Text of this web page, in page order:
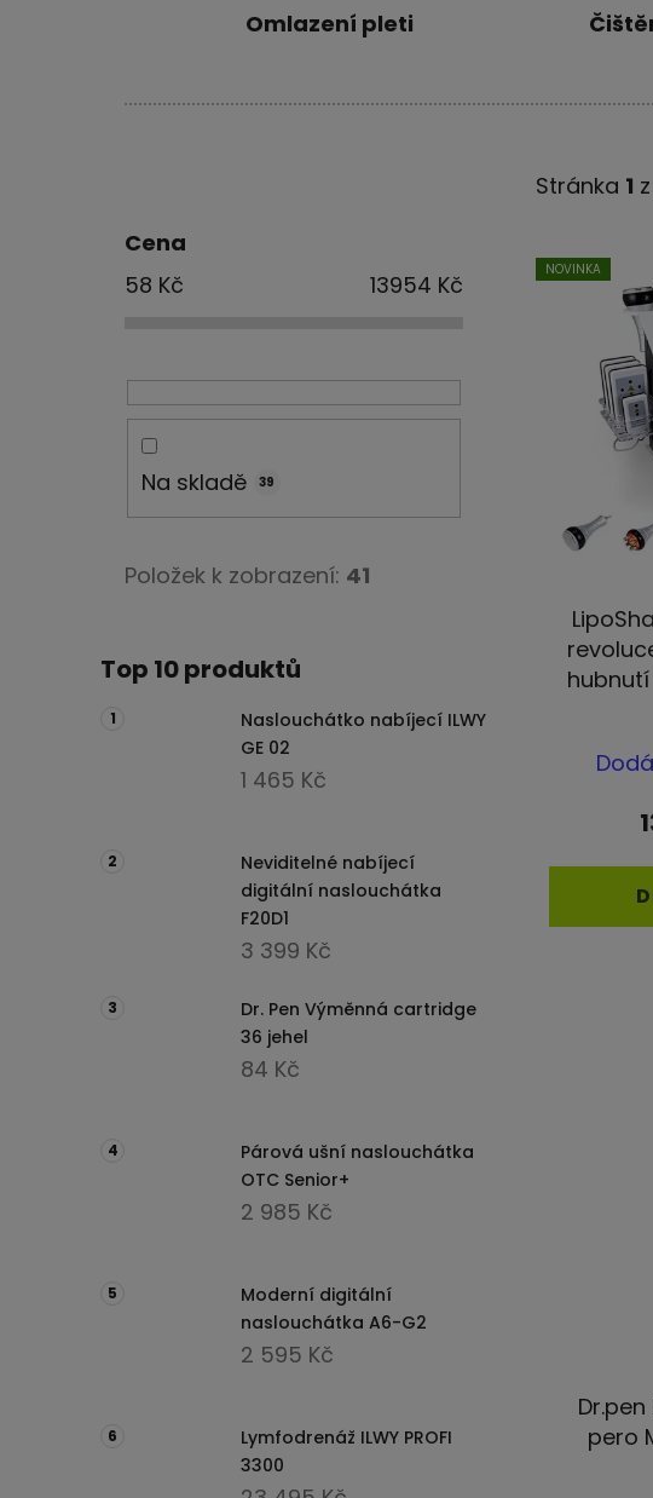
Omlazení pleti
Cena
58 Kč 13954 Kč
Na skladě 39
Položek k zobrazení: 41
Top 10 produktů
Naslouchátko nabíjecí ILWY
GE 02
1 465 Kč
Neviditelné nabíjecí
digitální naslouchátka
F20D1
3 399 Kč
Dr. Pen Výměnná cartridge
36 jehel
84 Kč
Párová ušní naslouchátka
OTC Senior+
2 985 Kč
Moderní digitální
naslouchátka A6-G2
2 595 Kč
Lymfodrenáž ILWY PROFI
3300
Stránka 1 z
V
ý
NOVINKA
pero